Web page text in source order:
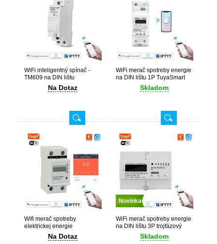
WiFi inteligentný spínač -
TM609 na DIN lištu
Na Dotaz
WiFi merač spotreby energie
na DIN lištu 1P TuyaSmart
Skladom
Wifi merač spotreby
elektrickej energie
ElektromerNa Dotaz
Novinka
WiFi merač spotreby energie
na DIN lištu 3P trojfázový
TuyaSmartSkladom